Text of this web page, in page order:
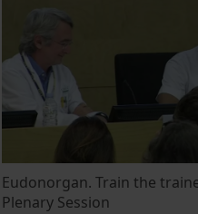
Eudonorgan. Train the
Plenary Session